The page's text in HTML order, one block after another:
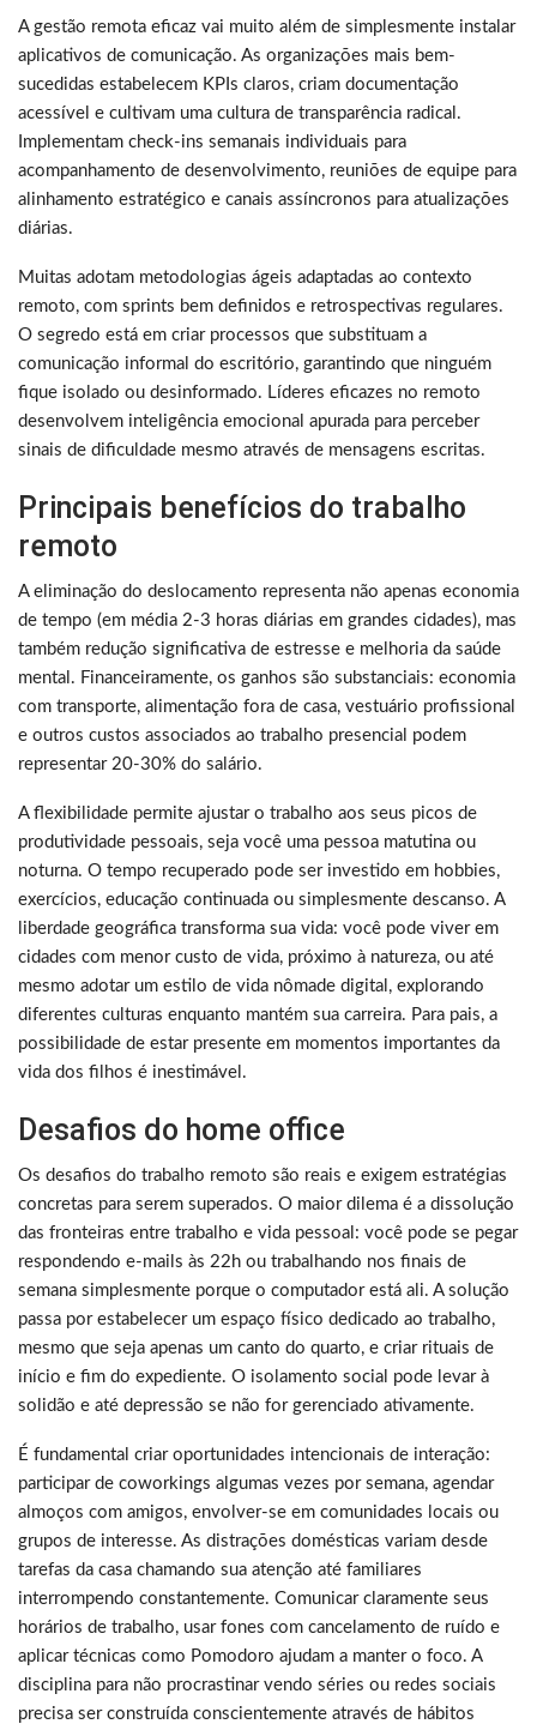
A gestão remota eficaz vai muito além de simplesmente instalar
aplicativos de comunicação. As organizações mais bem-
sucedidas estabelecem KPIs claros, criam documentação
acessível e cultivam uma cultura de transparência radical.
Implementam check-ins semanais individuais para
acompanhamento de desenvolvimento, reuniões de equipe para
alinhamento estratégico e canais assíncronos para atualizações
diárias.
Muitas adotam metodologias ágeis adaptadas ao contexto
remoto, com sprints bem definidos e retrospectivas regulares.
O segredo está em criar processos que substituam a
comunicação informal do escritório, garantindo que ninguém
fique isolado ou desinformado. Líderes eficazes no remoto
desenvolvem inteligência emocional apurada para perceber
sinais de dificuldade mesmo através de mensagens escritas.
Principais benefícios do trabalho
remoto
A eliminação do deslocamento representa não apenas economia
de tempo (em média 2-3 horas diárias em grandes cidades), mas
também redução significativa de estresse e melhoria da saúde
mental. Financeiramente, os ganhos são substanciais: economia
com transporte, alimentação fora de casa, vestuário profissional
e outros custos associados ao trabalho presencial podem
representar 20-30% do salário.
A flexibilidade permite ajustar o trabalho aos seus picos de
produtividade pessoais, seja você uma pessoa matutina ou
noturna. O tempo recuperado pode ser investido em hobbies,
exercícios, educação continuada ou simplesmente descanso. A
liberdade geográfica transforma sua vida: você pode viver em
cidades com menor custo de vida, próximo à natureza, ou até
mesmo adotar um estilo de vida nômade digital, explorando
diferentes culturas enquanto mantém sua carreira. Para pais, a
possibilidade de estar presente em momentos importantes da
vida dos filhos é inestimável.
Desafios do home office
Os desafios do trabalho remoto são reais e exigem estratégias
concretas para serem superados. O maior dilema é a dissolução
das fronteiras entre trabalho e vida pessoal: você pode se pegar
respondendo e-mails às 22h ou trabalhando nos finais de
semana simplesmente porque o computador está ali. A solução
passa por estabelecer um espaço físico dedicado ao trabalho,
mesmo que seja apenas um canto do quarto, e criar rituais de
início e fim do expediente. O isolamento social pode levar à
solidão e até depressão se não for gerenciado ativamente.
É fundamental criar oportunidades intencionais de interação:
participar de coworkings algumas vezes por semana, agendar
almoços com amigos, envolver-se em comunidades locais ou
grupos de interesse. As distrações domésticas variam desde
tarefas da casa chamando sua atenção até familiares
interrompendo constantemente. Comunicar claramente seus
horários de trabalho, usar fones com cancelamento de ruído e
aplicar técnicas como Pomodoro ajudam a manter o foco. A
disciplina para não procrastinar vendo séries ou redes sociais
precisa ser construída conscientemente através de hábitos